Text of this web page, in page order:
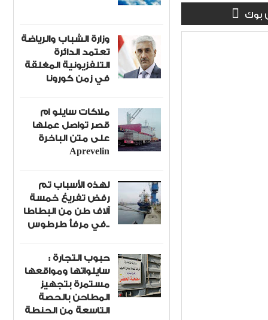
بوك
وزارة الشباب والرياضة
تعتمد الدائرة
التلفزيونية المغلقة
في زمن كورونا
ملاكات سايلو ام
قصر تواصل عملها
على متن الباخرة
Aprevelin
لهذه الأسباب تم
رفض تفريغ خمسة
آلاف طن من البطاطا
في مرفأ طرطوس..
حبوب التجارة :
سايلواتها ومواقعها
مستمرة بتجهيز
المطاحن بالحصة
التاسعة من الحنطة